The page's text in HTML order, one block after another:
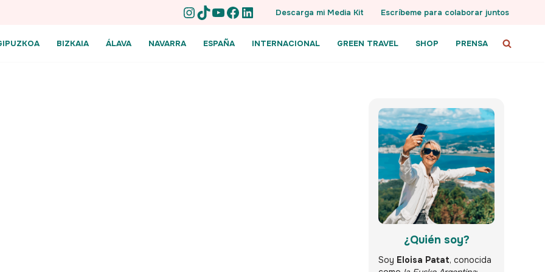
Descarga mi Media Kit Escríbeme para colaborar juntos
BIZKAIA ÁLAVA NAVARRA ESPAÑA INTERNACIONAL GREEN TRAVEL SHOP PRENSA
¿Quién soy?
Soy Eloisa Patat, conocida